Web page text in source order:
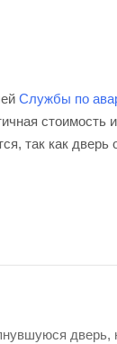
Службы по
стоимость
так как